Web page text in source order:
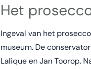
Het
Ingeval van het
museum. De
Lalique en Jan Toorop.